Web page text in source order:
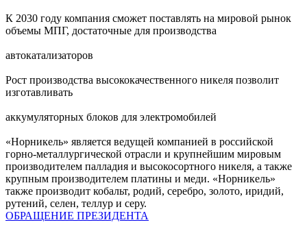
К 2030 году компания сможет поставлять на мировой рынок
объемы МПГ, достаточные для производства
автокатализаторов
Рост производства высококачественного никеля позволит
изготавливать
аккумуляторных блоков для электромобилей
«Норникель» является ведущей компанией в российской
горно-металлургической отрасли и крупнейшим мировым
производителем палладия и высокосортного никеля, а также
крупным производителем платины и меди. «Норникель»
также производит кобальт, родий, серебро, золото, иридий,
рутений, селен, теллур и серу.
ОБРАЩЕНИЕ ПРЕЗИДЕНТА